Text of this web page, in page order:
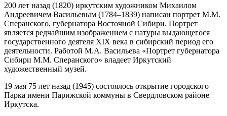
200 лет назад (1820) иркутским художником Михаилом
Андреевичем Васильевым (1784–1839) написан портрет М.М.
Сперанского, губернатора Восточной Сибири. Портрет
является редчайшим изображением с натуры выдающегося
государственного деятеля XIX века в сибирский период его
деятельности. Работой М.А. Васильева «Портрет губернатора
Сибири М.М. Сперанского» владеет Иркутский
художественный музей.
19 мая 75 лет назад (1945) состоялось открытие городского
Парка имени Парижской коммуны в Свердловском районе
Иркутска.